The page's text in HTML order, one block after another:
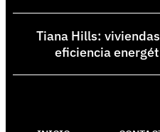
Tiana Hills:
eficiencia